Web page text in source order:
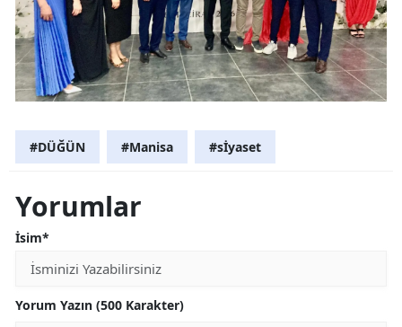
#DÜĞÜN #Manisa #sİyaset
Yorumlar
İsim*
Yorum Yazın (500 Karakter)